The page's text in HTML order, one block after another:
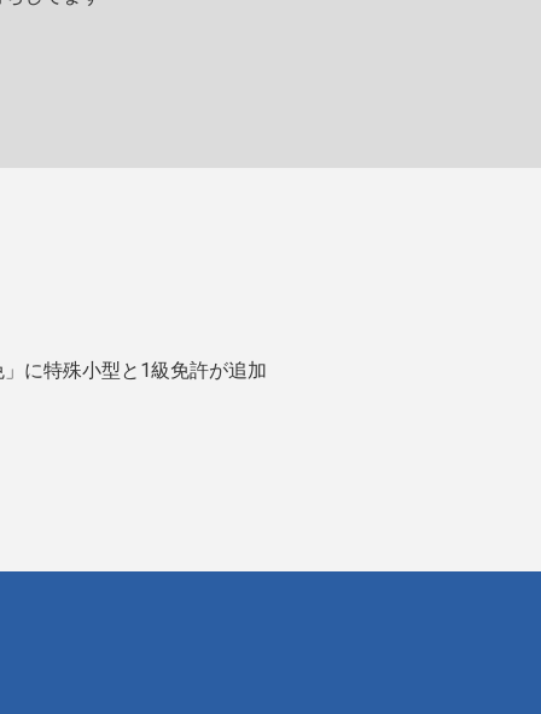
に特殊小型と1級免許が追加